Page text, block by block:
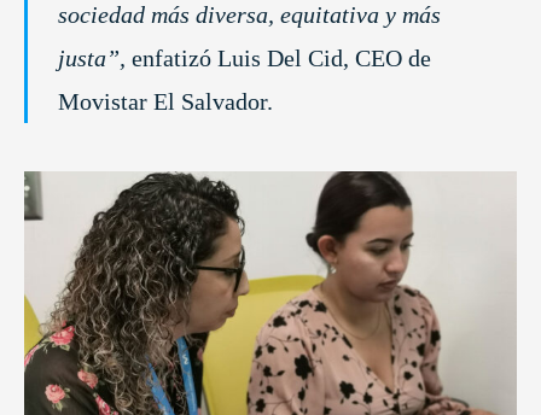
sociedad más diversa, equitativa y más
justa”, enfatizó Luis Del Cid, CEO de
Movistar El Salvador.